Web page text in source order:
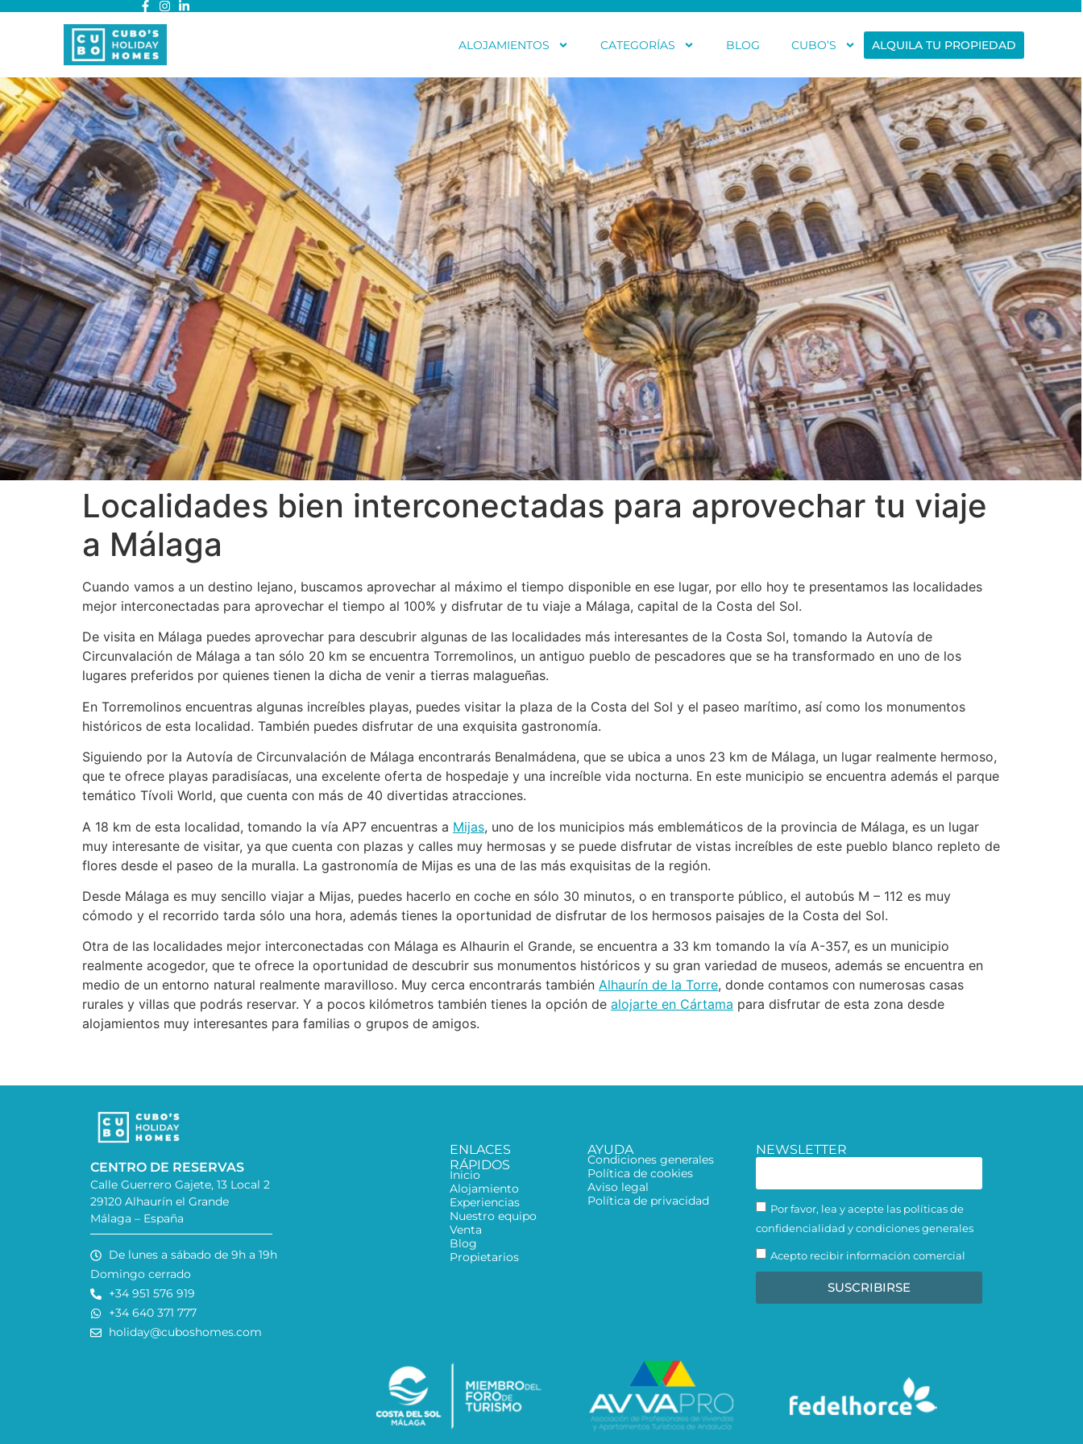
ALQUILA TU PROPIEDAD
ALOJAMIENTOS CATEGORÍAS BLOG CUBO’S
Localidades bien interconectadas para aprovechar tu viaje
a Málaga
Cuando vamos a un destino lejano, buscamos aprovechar al máximo el tiempo disponible en ese lugar, por ello hoy te presentamos las localidades
mejor interconectadas para aprovechar el tiempo al 100% y disfrutar de tu viaje a Málaga, capital de la Costa del Sol.
De visita en Málaga puedes aprovechar para descubrir algunas de las localidades más interesantes de la Costa Sol, tomando la Autovía de
Circunvalación de Málaga a tan sólo 20 km se encuentra Torremolinos, un antiguo pueblo de pescadores que se ha transformado en uno de los
lugares preferidos por quienes tienen la dicha de venir a tierras malagueñas.
En Torremolinos encuentras algunas increíbles playas, puedes visitar la plaza de la Costa del Sol y el paseo marítimo, así como los monumentos
históricos de esta localidad. También puedes disfrutar de una exquisita gastronomía.
Siguiendo por la Autovía de Circunvalación de Málaga encontrarás Benalmádena, que se ubica a unos 23 km de Málaga, un lugar realmente hermoso,
que te ofrece playas paradisíacas, una excelente oferta de hospedaje y una increíble vida nocturna. En este municipio se encuentra además el parque
temático Tívoli World, que cuenta con más de 40 divertidas atracciones.
A 18 km de esta localidad, tomando la vía AP7 encuentras a Mijas, uno de los municipios más emblemáticos de la provincia de Málaga, es un lugar
muy interesante de visitar, ya que cuenta con plazas y calles muy hermosas y se puede disfrutar de vistas increíbles de este pueblo blanco repleto de
flores desde el paseo de la muralla. La gastronomía de Mijas es una de las más exquisitas de la región.
Desde Málaga es muy sencillo viajar a Mijas, puedes hacerlo en coche en sólo 30 minutos, o en transporte público, el autobús M – 112 es muy
cómodo y el recorrido tarda sólo una hora, además tienes la oportunidad de disfrutar de los hermosos paisajes de la Costa del Sol.
Otra de las localidades mejor interconectadas con Málaga es Alhaurin el Grande, se encuentra a 33 km tomando la vía A-357, es un municipio
realmente acogedor, que te ofrece la oportunidad de descubrir sus monumentos históricos y su gran variedad de museos, además se encuentra en
medio de un entorno natural realmente maravilloso. Muy cerca encontrarás también Alhaurín de la Torre, donde contamos con numerosas casas
rurales y villas que podrás reservar. Y a pocos kilómetros también tienes la opción de alojarte en Cártama para disfrutar de esta zona desde
alojamientos muy interesantes para familias o grupos de amigos.
CENTRO DE RESERVAS
Calle Guerrero Gajete, 13 Local 2
29120 Alhaurín el Grande
Málaga – España
De lunes a sábado de 9h a 19h
Domingo cerrado
+34 951 576 919
+34 640 371 777
holiday@cuboshomes.com
ENLACES
RÁPIDOS
Inicio
Alojamiento
Experiencias
Nuestro equipo
Venta
Blog
Propietarios
AYUDA
Condiciones generales
Política de cookies
Aviso legal
Política de privacidad
NEWSLETTER
Por favor, lea y acepte las políticas de
confidencialidad y condiciones generales
Acepto recibir información comercial
SUSCRIBIRSE